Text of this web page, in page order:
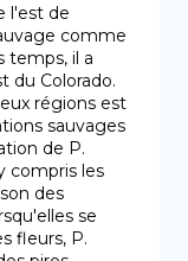
l'est de
comme
temps, il a
du Colorado.
régions est
sauvages
de P.
compris les
des
se
fleurs, P.